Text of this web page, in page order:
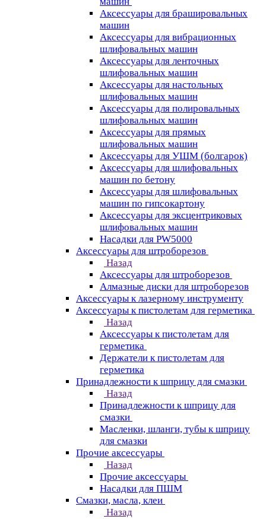
Аксессуары для брашировальных
машин
Аксессуары для вибрационных
шлифовальных машин
Аксессуары для ленточных
шлифовальных машин
Аксессуары для настольных
шлифовальных машин
Аксессуары для полировальных
шлифовальных машин
Аксессуары для прямых
шлифовальных машин
Аксессуары для УШМ (болгарок)
Аксессуары для шлифовальных
машин по бетону
Аксессуары для шлифовальных
машин по гипсокартону
Аксессуары для эксцентриковых
шлифовальных машин
Насадки для PW5000
Аксессуары для штроборезов
Назад
Аксессуары для штроборезов
Алмазные диски для штроборезов
Аксессуары к лазерному инструменту
Аксессуары к пистолетам для герметика
Назад
Аксессуары к пистолетам для
герметика
Держатели к пистолетам для
герметика
Принадлежности к шприцу для смазки
Назад
Принадлежности к шприцу для
смазки
Масленки, шланги, тубы к шприцу
для смазки
Прочие аксессуары
Назад
Прочие аксессуары
Насадки для ПШМ
Смазки, масла, клеи
Назад